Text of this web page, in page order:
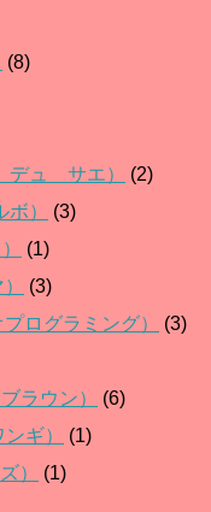
(8)
デュ サエ）
(2)
）
(3)
(1)
(3)
ログラミング）
(3)
ラウン）
(6)
ギ）
(1)
）
(1)